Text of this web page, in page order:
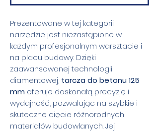
Prezentowane w tej kategorii
narzędzie jest niezastąpione w
każdym profesjonalnym warsztacie i
na placu budowy. Dzięki
zaawansowanej technologii
diamentowej, tarcza do betonu 125
mm oferuje doskonałą precyzję i
wydajność, pozwalając na szybkie i
skuteczne cięcie różnorodnych
materiałów budowlanych. Jej